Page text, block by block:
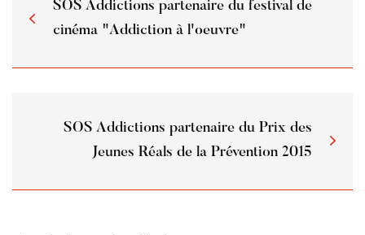
SOS Addictions partenaire du festival de
cinéma "Addiction à l'oeuvre"
SOS Addictions partenaire du Prix des
Jeunes Réals de la Prévention 2015